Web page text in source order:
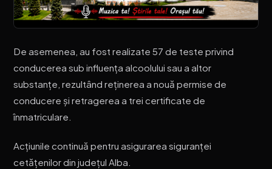
De asemenea, au fost realizate 57 de teste privind
conducerea sub influența alcoolului sau a altor
substanțe, rezultând reținerea a nouă permise de
conducere și retragerea a trei certificate de
înmatriculare.
Acțiunile continuă pentru asigurarea siguranței
cetățenilor din județul Alba.